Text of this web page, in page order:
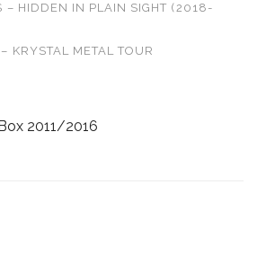
– HIDDEN IN PLAIN SIGHT (2018-
KRYSTAL METAL TOUR
2011/2016